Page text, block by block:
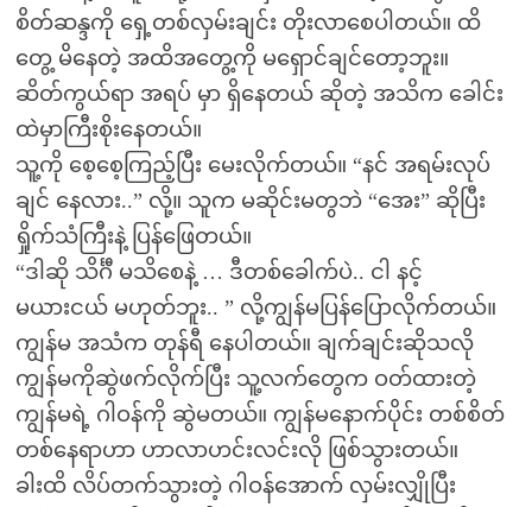
စိတ်ဆန္ဒကို ရှေ့တစ်လှမ်းချင်း တိုးလာစေပါတယ်။ ထိ
တွေ့ မိနေတဲ့ အထိအတွေ့ကို မရှောင်ချင်တော့ဘူး။
ဆိတ်ကွယ်ရာ အရပ် မှာ ရှိနေတယ် ဆိုတဲ့ အသိက ခေါင်း
ထဲမှာကြီးစိုးနေတယ်။
သူ့ကို စေ့စေ့ကြည့်ပြီး မေးလိုက်တယ်။ “နင် အရမ်းလုပ်
ချင် နေလား..” လို့။ သူက မဆိုင်းမတွဘဲ “အေး” ဆိုပြီး
ရှိုက်သံကြီးနဲ့ ပြန်ဖြေတယ်။
“ဒါဆို သိင်္ဂီ မသိစေနဲ့ … ဒီတစ်ခေါက်ပဲ.. ငါ နင့်
မယားငယ် မဟုတ်ဘူး.. ” လို့ကျွန်မပြန်ပြောလိုက်တယ်။
ကျွန်မ အသံက တုန်ရီ နေပါတယ်။ ချက်ချင်းဆိုသလို
ကျွန်မကိုဆွဲဖက်လိုက်ပြီး သူ့လက်တွေက ဝတ်ထားတဲ့
ကျွန်မရဲ့ ဂါဝန်ကို ဆွဲမတယ်။ ကျွန်မနောက်ပိုင်း တစ်စိတ်
တစ်နေရာဟာ ဟာလာဟင်းလင်းလို ဖြစ်သွားတယ်။
ခါးထိ လိပ်တက်သွားတဲ့ ဂါဝန်အောက် လှမ်းလျှိုပြီး